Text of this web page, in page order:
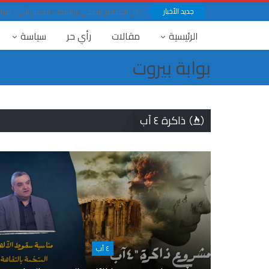
جديد الأخبار بين المطمر الصحي والمكب العشوائي…
الرئيسية مقالات رأي حر سياسة
بوابة بيروت
ذاكرة ٤ آب
٤ آب